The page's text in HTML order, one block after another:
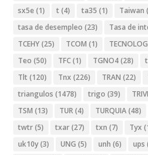
sx5e (1) t (4) ta35 (1) Taiwan
tasa de desempleo (23) Tasa de
TCEHY(25) TCOM (1)
Teo (50) TFC(1) TGNO4(28)
Tlt (120) Tnx (226) TRAN (22)
triangulos (1478) trigo (39)
TSM (13) TUR(4) TURQUIA(48)
twtr(5) txar(27) txn (7) Tyx
uk10y(3) UNG (5) unh (6) ups